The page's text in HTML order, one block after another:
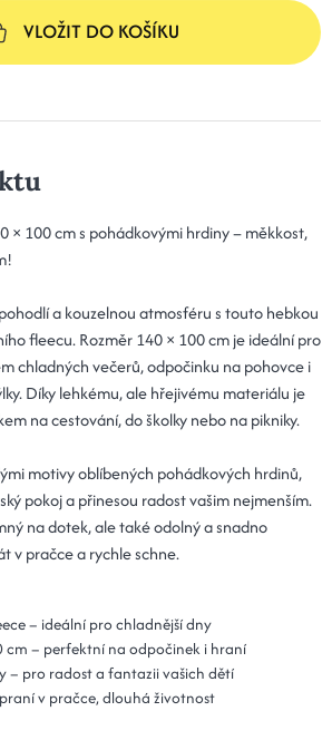
VLOŽIT DO KOŠÍKU
× 100 cm s pohádkovými hrdiny – měkkost,
a kouzelnou atmosféru s touto hebkou
fleecu. Rozměr 140 × 100 cm je ideální pro
chladných večerů, odpočinku na pohovce i
Díky lehkému, ale hřejivému materiálu je
na cestování, do školky nebo na pikniky.
motivy oblíbených pohádkových hrdinů,
pokoj a přinesou radost vašim nejmenším.
na dotek, ale také odolný a snadno
v pračce a rychle schne.
– ideální pro chladnější dny
cm – perfektní na odpočinek i hraní
– pro radost a fantazii vašich dětí
v pračce, dlouhá životnost